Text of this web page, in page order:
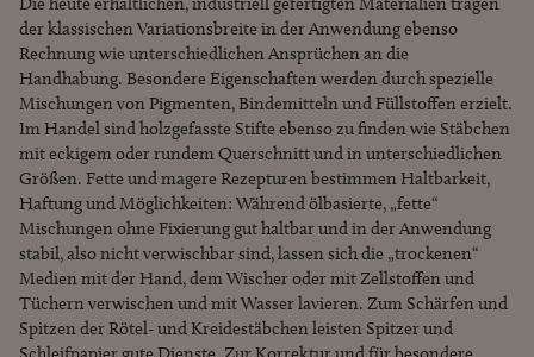
der klassischen Variationsbreite in der Anwendung ebenso
Rechnung wie unterschiedlichen Ansprüchen an die
Handhabung. Besondere Eigenschaften werden durch spezielle
Mischungen von Pigmenten, Bindemitteln und Füllstoffen erzielt.
Im Handel sind holzgefasste Stifte ebenso zu finden wie Stäbchen
mit eckigem oder rundem Querschnitt und in unterschiedlichen
Größen. Fette und magere Rezepturen bestimmen Haltbarkeit,
Haftung und Möglichkeiten: Während ölbasierte, „fette“
Mischungen ohne Fixierung gut haltbar und in der Anwendung
stabil, also nicht verwischbar sind, lassen sich die „trockenen“
Medien mit der Hand, dem Wischer oder mit Zellstoffen und
Tüchern verwischen und mit Wasser lavieren. Zum Schärfen und
Spitzen der Rötel- und Kreidestäbchen leisten Spitzer und